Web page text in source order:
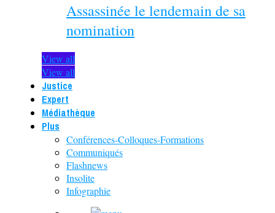
Assassinée le lendemain de sa
nomination
View all
View all
Justice
Expert
Médiathèque
Plus
Conférences-Colloques-Formations
Communiqués
Flashnews
Insolite
Infographie